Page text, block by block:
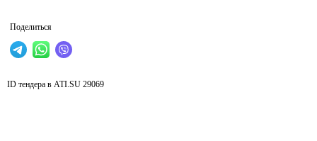
Поделиться
ID тендера в ATI.SU 29069